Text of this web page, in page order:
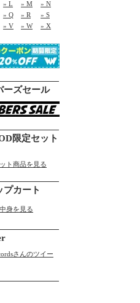
» L » M
» N
» Q » R
» S
» V » W
» X
ズセール
限定セット
ト商品を見る
カート
身を見る
さんのツイー